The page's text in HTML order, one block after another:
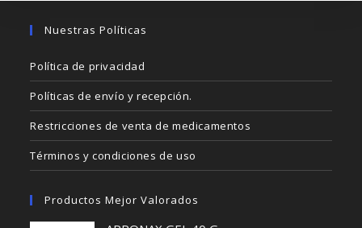
Nuestras Políticas
Política de privacidad
Políticas de envío y recepción.
Restricciones de venta de medicamentos
Términos y condiciones de uso
Productos Mejor Valorados